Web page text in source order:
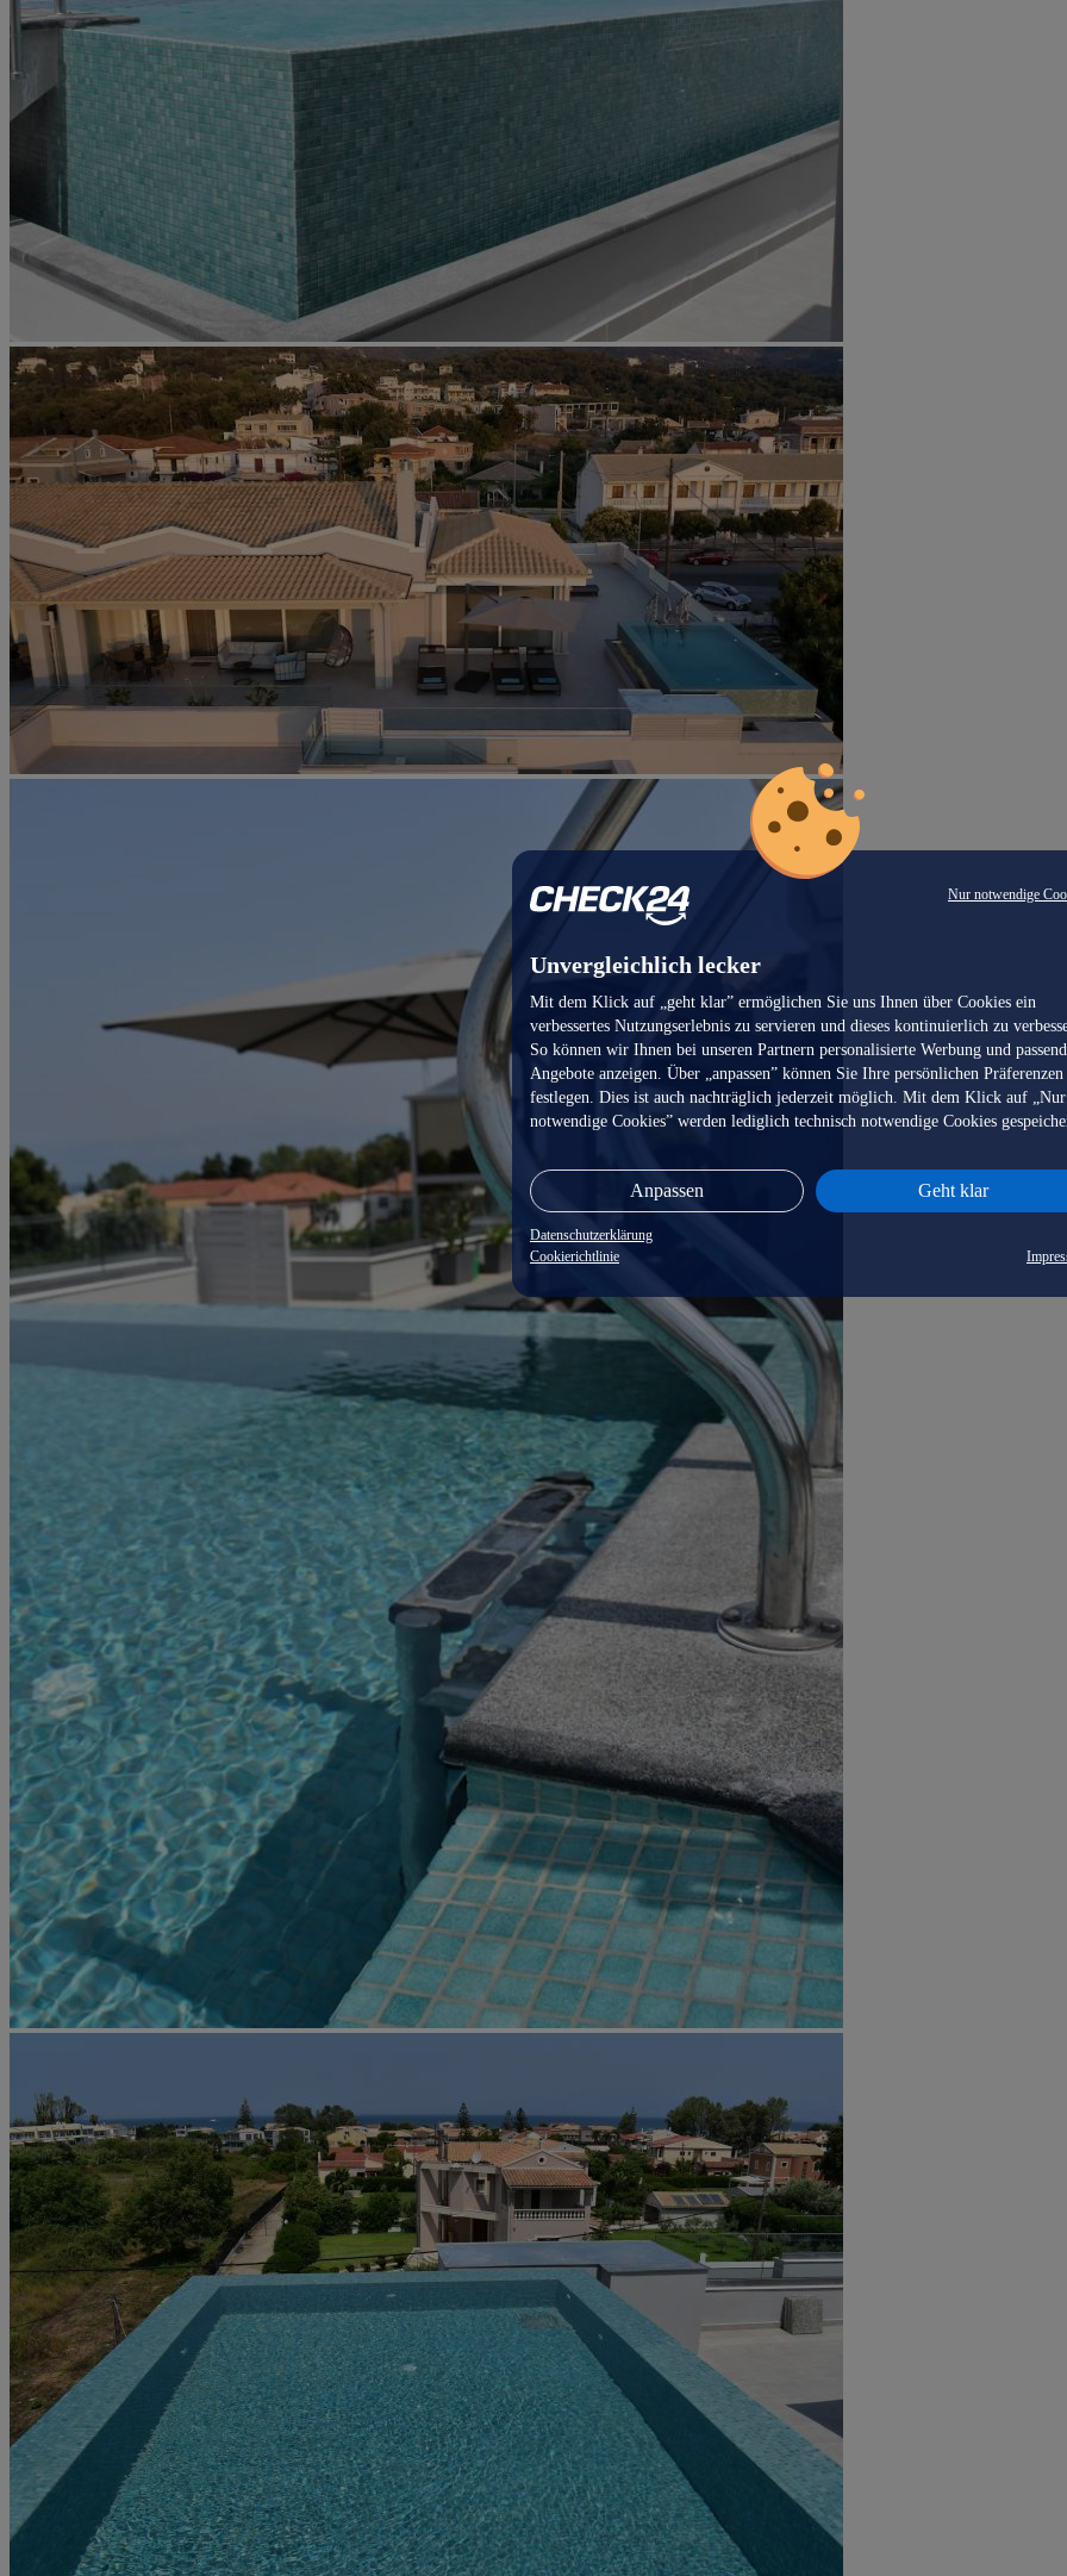
Nur notwendige
Unvergleichlich lecker
Mit dem Klick auf „geht klar” ermöglichen Sie uns Ihnen über Cookies ein
verbessertes Nutzungserlebnis zu servieren und dieses kontinuierlich zu
So können wir Ihnen bei unseren Partnern personalisierte Werbung und
Angebote anzeigen. Über „anpassen” können Sie Ihre persönlichen Präferenzen
festlegen. Dies ist auch nachträglich jederzeit möglich. Mit dem Klick auf „Nur
notwendige Cookies” werden lediglich technisch notwendige Cookies
Anpassen Geht klar
Datenschutzerklärung
Cookierichtlinie